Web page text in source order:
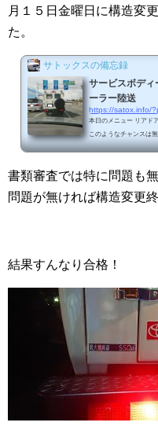
月１５日金曜日に構造変
た。
サトックスの備忘録
サービスボディ
ーラー陸送
https://satox.info/
本日のメニュー リアドアパネルチリ調整 陸送本日は誕生日でお休みでした。なかなか
このようなチャンスは
でしたが仮ナンバーを
た。溶接ビードの擦り
てしまいます（笑）陸
書類審査では特に問題も
問題が無ければ構造変更
結果すんなり合格！